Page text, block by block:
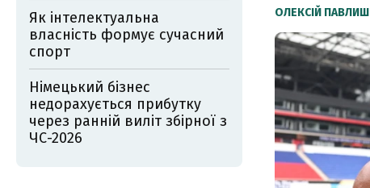
ОЛЕКСІЙ ПАВЛИШ
Як інтелектуальна
власність формує сучасний
спорт
Німецький бізнес
недорахується прибутку
через ранній виліт збірної з
ЧС-2026